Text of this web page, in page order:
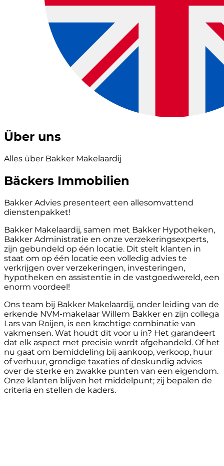
Über uns
Alles über Bakker Makelaardij
Bäckers Immobilien
Bakker Advies presenteert een allesomvattend
dienstenpakket!
Bakker Makelaardij, samen met Bakker Hypotheken,
Bakker Administratie en onze verzekeringsexperts,
zijn gebundeld op één locatie. Dit stelt klanten in
staat om op één locatie een volledig advies te
verkrijgen over verzekeringen, investeringen,
hypotheken en assistentie in de vastgoedwereld, een
enorm voordeel!
Ons team bij Bakker Makelaardij, onder leiding van de
erkende NVM-makelaar Willem Bakker en zijn collega
Lars van Roijen, is een krachtige combinatie van
vakmensen. Wat houdt dit voor u in? Het garandeert
dat elk aspect met precisie wordt afgehandeld. Of het
nu gaat om bemiddeling bij aankoop, verkoop, huur
of verhuur, grondige taxaties of deskundig advies
over de sterke en zwakke punten van een eigendom.
Onze klanten blijven het middelpunt; zij bepalen de
criteria en stellen de kaders.